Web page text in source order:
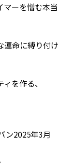
マーを憎む本当
運命に縛り付け
を作る、
ン2025年3月